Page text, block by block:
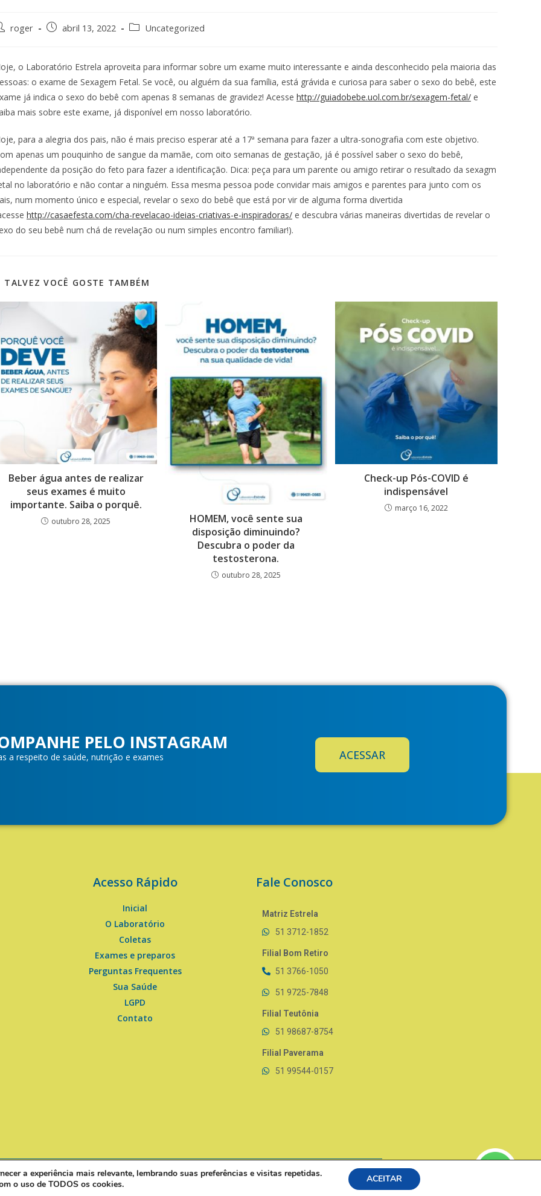
roger abril 13, 2022 Uncategorized
o Laboratório Estrela aproveita para informar sobre um exame muito interessante e ainda desconhecido pela maioria das
o exame de Sexagem Fetal. Se você, ou alguém da sua família, está grávida e curiosa para saber o sexo do bebê, este
já indica o sexo do bebê com apenas 8 semanas de gravidez! Acesse http://guiadobebe.uol.com.br/sexagem-fetal/ e
mais sobre este exame, já disponível em nosso laboratório.
para a alegria dos pais, não é mais preciso esperar até a 17ª semana para fazer a ultra-sonografia com este objetivo.
apenas um pouquinho de sangue da mamãe, com oito semanas de gestação, já é possível saber o sexo do bebê,
da posição do feto para fazer a identificação. Dica: peça para um parente ou amigo retirar o resultado da sexagm
no laboratório e não contar a ninguém. Essa mesma pessoa pode convidar mais amigos e parentes para junto com os
num momento único e especial, revelar o sexo do bebê que está por vir de alguma forma divertida
http://casaefesta.com/cha-revelacao-ideias-criativas-e-inspiradoras/ e descubra várias maneiras divertidas de revelar o
do seu bebê num chá de revelação ou num simples encontro familiar!).
TALVEZ VOCÊ GOSTE TAMBÉM
Beber água antes de realizar
seus exames é muito
importante. Saiba o porquê.
outubro 28, 2025
HOMEM, você sente sua
disposição diminuindo?
Descubra o poder da
testosterona.
outubro 28, 2025
Check-up Pós-COVID é
indispensável
março 16, 2022
PELO INSTAGRAM
a respeito de saúde, nutrição e exames ACESSAR
Acesso Rápido
Inicial
O Laboratório
Coletas
Exames e preparos
Perguntas Frequentes
Sua Saúde
LGPD
Contato
Fale Conosco
Matriz Estrela
51 3712-1852
Filial Bom Retiro
51 3766-1050
51 9725-7848
Filial Teutônia
51 98687-8754
Filial Paverama
51 99544-0157
Laboratório Estrela - Análises e Pesquisas Clínicas
a experiência mais relevante, lembrando suas preferências e visitas repetidas.
o uso de TODOS os cookies.
ACEITAR